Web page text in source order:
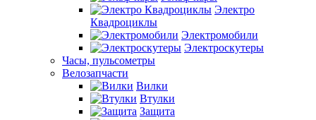
Электро
Квадроциклы
Электромобили
Электроскутеры
Часы, пульсометры
Велозапчасти
Вилки
Втулки
Защита